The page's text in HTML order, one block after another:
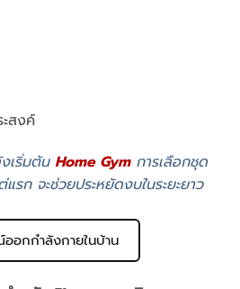
สงค์
เริ่มต้น Home Gymการเลือกชุด
รก จะช่วยประหยัดงบในระยะยาว
อกกำลังกายในบ้าน